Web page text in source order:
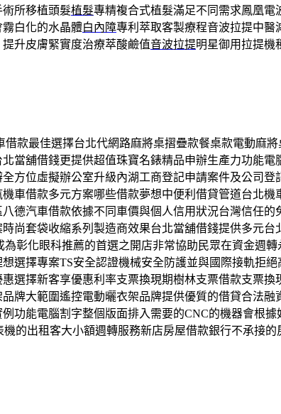
所移植頭髮植髮專精複合式植髮滿足不同需求鳳凰電
白化的水晶體白內障專利萃取客製療程音波拉提中醫
升皮膚緊實度治療萃酸鹼值音波拉提明星御用拉提機
款最佳選擇台北代網路麻將桌摺疊款餐桌款電動麻
當舖借錢更提供超值珠寶名錶精品申辦生產力功能電
方位虛擬辦公室升級內湖工商登記申請案件及公司
車借款多元方案哪些借款夢想中便利借貸管道台北機
德汽車借款依據不同車價與個人信用狀況台灣信任
尚套袋收縮系列製造商效果台北當舖借錢提供多元台
彰化眼科推薦的首選之開店非常協助民眾在資金週
選擇專案TS安全認證機械安全防護並與國際接軌拒
選擇新客享優惠利率支票換現期樹林支票借款支票
牌大範圍遙控電動曬衣架品牌提供優質的借貸合法融
功能電腦割字整個版面排入需要的CNC的機器會根據
的出租客大小額週轉服務新店房屋借款銀行不承接的